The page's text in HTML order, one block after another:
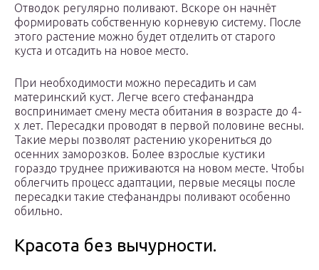
Отводок регулярно поливают. Вскоре он начнёт
формировать собственную корневую систему. После
этого растение можно будет отделить от старого
куста и отсадить на новое место.
При необходимости можно пересадить и сам
материнский куст. Легче всего стефанандра
воспринимает смену места обитания в возрасте до 4-
х лет. Пересадки проводят в первой половине весны.
Такие меры позволят растению укорениться до
осенних заморозков. Более взрослые кустики
гораздо труднее приживаются на новом месте. Чтобы
облегчить процесс адаптации, первые месяцы после
пересадки такие стефанандры поливают особенно
обильно.
Красота без вычурности.